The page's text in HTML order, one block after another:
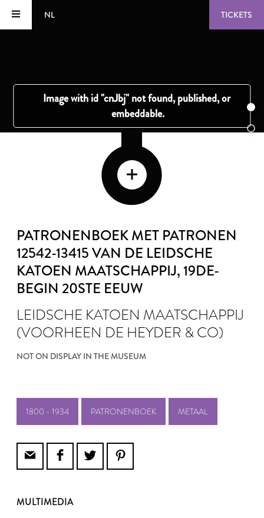
NL TICKETS
PATRONENBOEK MET PATRONEN
12542-13415 VAN DE LEIDSCHE
KATOEN MAATSCHAPPIJ, 19DE-
BEGIN 20STE EEUW
LEIDSCHE KATOEN MAATSCHAPPIJ
(VOORHEEN DE HEYDER & CO)
NOT ON DISPLAY IN THE MUSEUM
1800 - 1934 PATRONENBOEK METAAL
MULTIMEDIA